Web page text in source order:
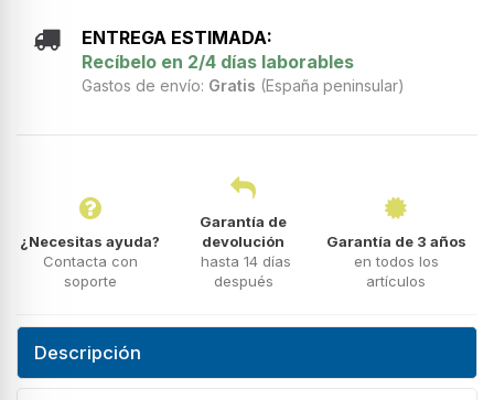
ENTREGA ESTIMADA:
Recíbelo en 2/4 días laborables
Gastos de envío: Gratis (España peninsular)
¿Necesitas ayuda?
Contacta con
soporte
Garantía de
devolución
hasta 14 días
después
Garantía de 3 años
en todos los
artículos
Descripción